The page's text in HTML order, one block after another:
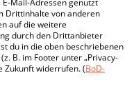
Drittinhalte von anderen
auf die weitere
durch den Drittanbieter
du in die oben beschriebenen
B. im Footer unter „Privacy-
Zukunft widerrufen. (BoD-